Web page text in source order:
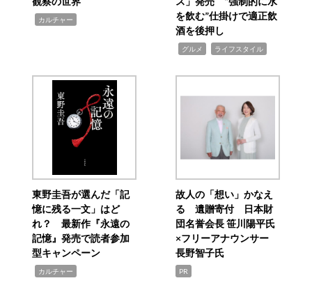
カルチャー
を飲む”仕掛けで適正飲
酒を後押し
グルメ ライフスタイル
東野圭吾が選んだ「記
憶に残る一文」はど
れ？ 最新作『永遠の
記憶』発売で読者参加
型キャンペーン
カルチャー
故人の「想い」かなえ
る 遺贈寄付 日本財
団名誉会長 笹川陽平氏
×フリーアナウンサー
長野智子氏
PR